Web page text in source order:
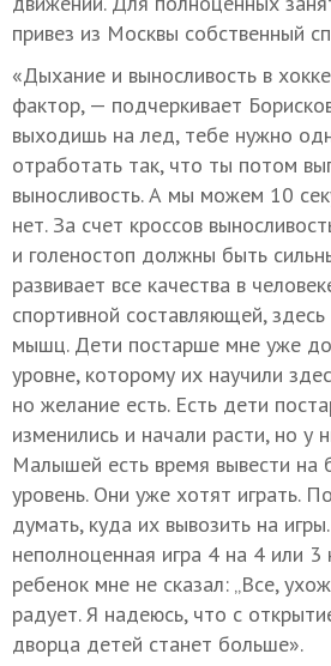
привез из Москвы собственный
«Дыхание и выносливость в
фактор, — подчеркивает
выходишь на лед, тебе нужно
отработать так, что ты потом
выносливость. А мы можем 10
нет. За счет кроссов
и голеностоп должны быть
развивает все качества в
спортивной составляющей, здесь
мышц. Дети постарше мне уже
уровне, которому их научили
но желание есть. Есть дети
изменились и начали расти, но у
Малышей есть время вывести на
уровень. Они уже хотят играть.
думать, куда их вывозить на
неполноценная игра 4 на 4 или
ребенок мне не сказал: „Все,
радует. Я надеюсь, что с
дворца детей станет больше».